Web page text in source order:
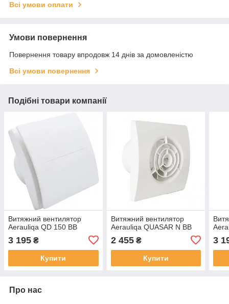
Всі умови оплати
Умови повернення
Повернення товару впродовж 14 днів за домовленістю
Всі умови повернення
Подібні товари компанії
Витяжний вентилятор
Aerauliqa QD 150 BB
3 195 ₴
Купити
Витяжний вентилятор
Aerauliqa QUASAR N BB
2 455₴
Купити
3
Про нас